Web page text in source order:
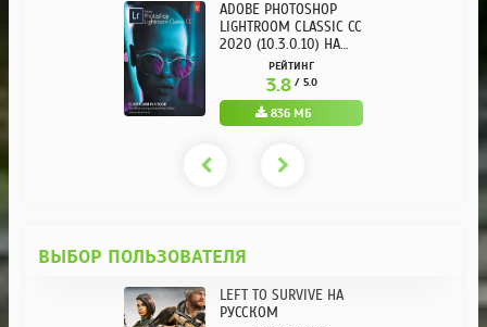
ADOBE PHOTOSHOP
LIGHTROOM CLASSIC CC
2020 (10.3.0.10) НА
РУССКОМ REPACK ОТ
KPOJIUK
РЕЙТИНГ
3.8 / 5.0
836 МБ
ВЫБОР ПОЛЬЗОВАТЕЛЯ
LEFT TO SURVIVE НА
РУССКОМ